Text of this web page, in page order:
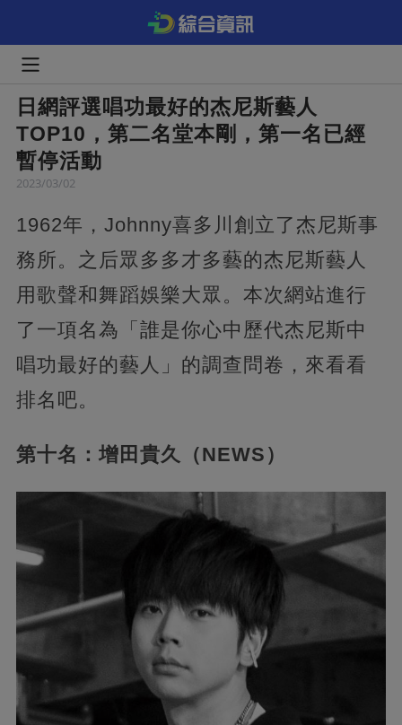
日網評選唱功最好的杰尼斯藝人
TOP10，第二名堂本剛，第一名已經
暫停活動
2023/03/02
1962年，Johnny喜多川創立了杰尼斯事
務所。之后眾多多才多藝的杰尼斯藝人
用歌聲和舞蹈娛樂大眾。本次網站進行
了一項名為「誰是你心中歷代杰尼斯中
唱功最好的藝人」的調查問卷，來看看
排名吧。
第十名：增田貴久（NEWS）